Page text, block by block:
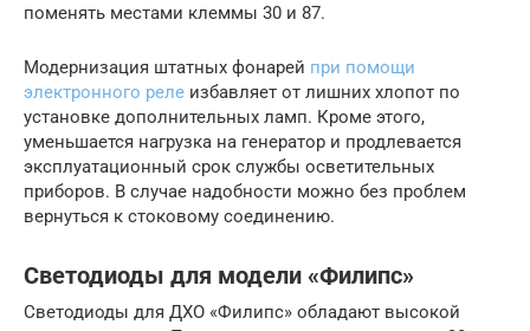
поменять местами клеммы 30 и 87.
Модернизация штатных фонарей при помощи
электронного реле избавляет от лишних хлопот по
установке дополнительных ламп. Кроме этого,
уменьшается нагрузка на генератор и продлевается
эксплуатационный срок службы осветительных
приборов. В случае надобности можно без проблем
вернуться к стоковому соединению.
Светодиоды для модели «Филипс»
Светодиоды для ДХО «Филипс» обладают высокой